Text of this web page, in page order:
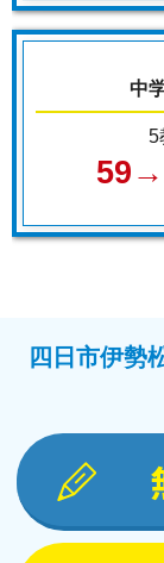
中
5
四日市伊勢